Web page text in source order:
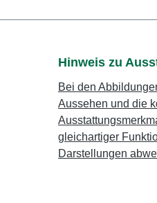
Hinweis zu
Bei den
Aussehen und die
gleichartiger
Darstellungen